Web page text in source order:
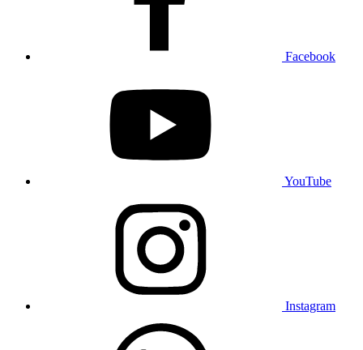
Facebook
YouTube
Instagram